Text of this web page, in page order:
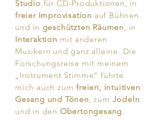
Studio für CD-Produktionen, in
freier Improvisation auf Bühnen
und in geschützten Räumen, in
Interaktion mit anderen
Musikern und ganz alleine. Die
Forschungsreise mit meinem
„Instrument Stimme“ führte
mich auch zumfreien, intuitiven
Gesang und Tönen, zum Jodeln
und in den Obertongesang.